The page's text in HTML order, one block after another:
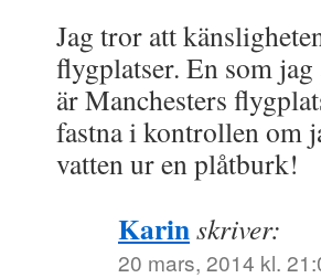
Jag tror att
flygplatser. En som
är Manchesters
fastna i kontrollen om
vatten ur en plåtburk!
Karinskriver:
20 mars, 2014 kl.